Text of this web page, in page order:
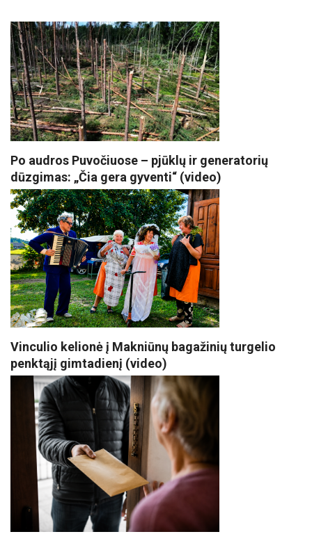
Po audros Puvočiuose – pjūklų ir generatorių
dūzgimas: „Čia gera gyventi“ (video)
Vinculio kelionė į Makniūnų bagažinių turgelio
penktąjį gimtadienį (video)